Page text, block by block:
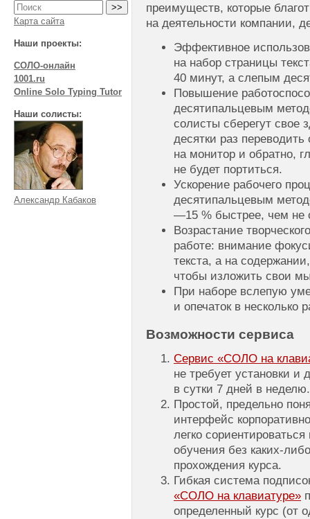
Карта сайта
Наши проекты:
СОЛО-онлайн
1001.ru
Online Solo Typing Tutor
Наши солисты:
Александр Кабаков
преимуществ, которые
на деятельности компании,
Эффективное
на набор страницы
40 минут, а слепым
Повышение
десятипальцевым
солисты сберегут свое
десятки раз
на монитор и обратно,
не будет портиться.
Ускорение рабочего
десятипальцевым
—15 % быстрее, чем не
Возрастание
работе: внимание
текста, а на
чтобы изложить свои
При наборе вслепую
и опечаток в несколько
Возможности сервиса
Сервис «СОЛО на
не требует установки и
в сутки 7 дней в неделю.
Простой, предельно
интерфейс
легко
обучения без каких-
прохождения курса.
Гибкая система
«СОЛО на клавиатуре»
определенный курс (от